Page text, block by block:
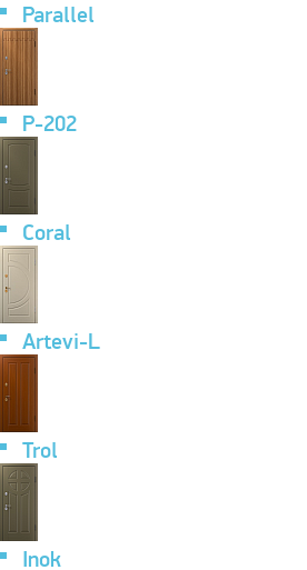
Parallel
P-202
Coral
Artevi-L
Trol
Inok